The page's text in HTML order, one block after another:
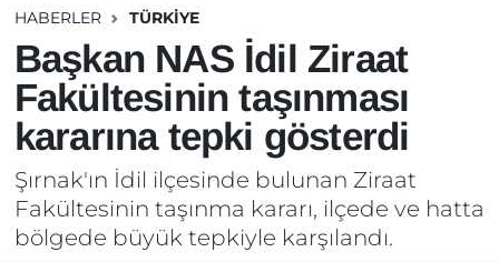
HABERLER TÜRKIYE
Başkan NAS İdil Ziraat
Fakültesinin taşınması
kararına tepki gösterdi
Şırnak'ın İdil ilçesinde bulunan Ziraat
Fakültesinin taşınma kararı, ilçede ve hatta
bölgede büyük tepkiyle karşılandı.